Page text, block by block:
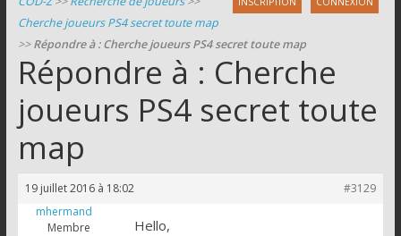
Guides
et
astuces
pour
le
mode
zombie
de
Call
Cherche joueurs PS4 secret toute map
>>Répondre à : Cherche joueurs PS4 secret toute map
Répondre à : Cherche
joueurs PS4 secret toute
map
19 juillet 2016 à 18:02
#3129
mhermand
Membre
Hello,